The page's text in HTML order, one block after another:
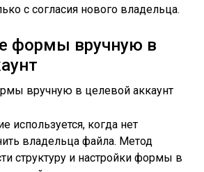
с согласия нового владельца.
формы вручную в
используется, когда нет
владельца файла. Метод
структуру и настройки формы в